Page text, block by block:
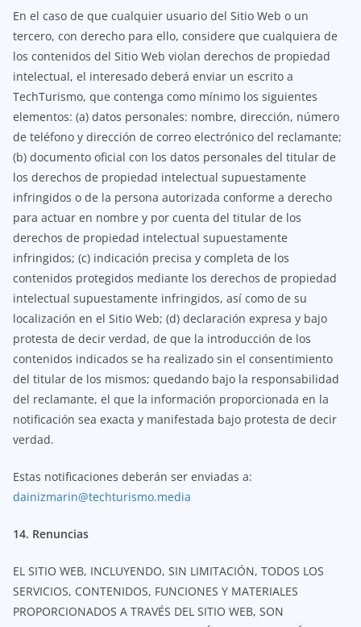
En el caso de que cualquier usuario del Sitio Web o un
tercero, con derecho para ello, considere que cualquiera de
los contenidos del Sitio Web violan derechos de propiedad
intelectual, el interesado deberá enviar un escrito a
TechTurismo, que contenga como mínimo los siguientes
elementos: (a) datos personales: nombre, dirección, número
de teléfono y dirección de correo electrónico del reclamante;
(b) documento oficial con los datos personales del titular de
los derechos de propiedad intelectual supuestamente
infringidos o de la persona autorizada conforme a derecho
para actuar en nombre y por cuenta del titular de los
derechos de propiedad intelectual supuestamente
infringidos; (c) indicación precisa y completa de los
contenidos protegidos mediante los derechos de propiedad
intelectual supuestamente infringidos, así como de su
localización en el Sitio Web; (d) declaración expresa y bajo
protesta de decir verdad, de que la introducción de los
contenidos indicados se ha realizado sin el consentimiento
del titular de los mismos; quedando bajo la responsabilidad
del reclamante, el que la información proporcionada en la
notificación sea exacta y manifestada bajo protesta de decir
verdad.
Estas notificaciones deberán ser enviadas a:
dainizmarin@techturismo.media
14. Renuncias
EL SITIO WEB, INCLUYENDO, SIN LIMITACIÓN, TODOS LOS
SERVICIOS, CONTENIDOS, FUNCIONES Y MATERIALES
PROPORCIONADOS A TRAVÉS DEL SITIO WEB, SON